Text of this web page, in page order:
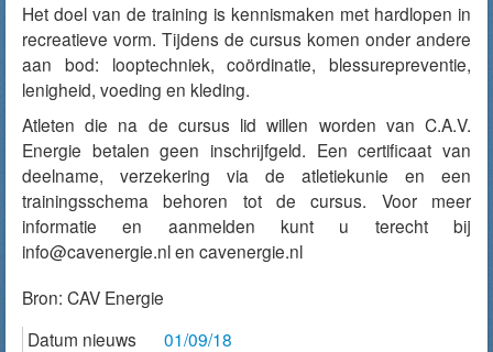
Het doel van de training is kennismaken met hardlopen in
recreatieve vorm. Tijdens de cursus komen onder andere
aan bod: looptechniek, coördinatie, blessurepreventie,
lenigheid, voeding en kleding.
Atleten die na de cursus lid willen worden van C.A.V.
Energie betalen geen inschrijfgeld. Een certificaat van
deelname, verzekering via de atletiekunie en een
trainingsschema behoren tot de cursus. Voor meer
informatie en aanmelden kunt u terecht bij
info@cavenergie.nl en cavenergie.nl
Bron: CAV Energie
Datum nieuws
01/09/18